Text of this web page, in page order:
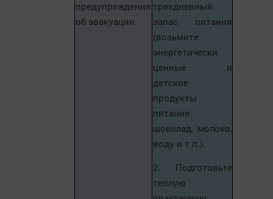
предупреждения
об эвакуации
трехдневный
запас питания
(возьмите
энергетически
ценные и
детские
продукты
питания:
шоколад, молоко,
воду и т.п.).
2. Подготовьте
теплую